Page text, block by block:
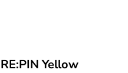
RE:PIN Yellow